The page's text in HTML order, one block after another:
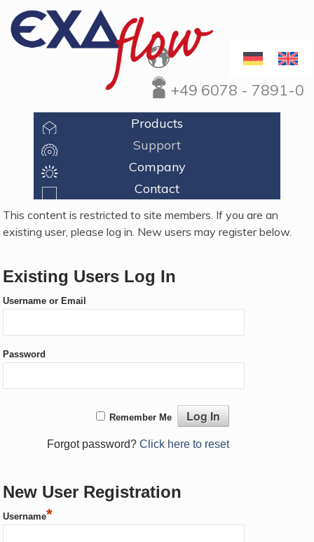
+49 6078 - 7891-0
Products
Support
Company
Contact
This content is restricted to site members. If you are an
existing user, please log in. New users may register below.
Existing Users Log In
Username or Email
Password
Remember Me
Forgot password?Click here to reset
New User Registration
Username*